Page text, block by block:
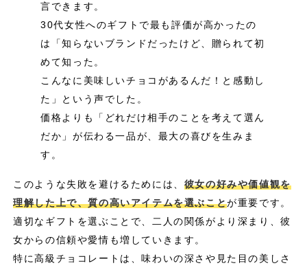
言できます。
30代女性へのギフトで最も評価が高かったの
は「知らないブランドだったけど、贈られて初
めて知った。
こんなに美味しいチョコがあるんだ！と感動し
た」という声でした。
価格よりも「どれだけ相手のことを考えて選ん
だか」が伝わる一品が、最大の喜びを生みま
す。
このような失敗を避けるためには、 彼女の好みや価値観を
理解した上で、質の高いアイテムを選ぶことが重要です。
適切なギフトを選ぶことで、二人の関係がより深まり、彼
女からの信頼や愛情も増していきます。
特に高級チョコレートは、味わいの深さや見た目の美しさ